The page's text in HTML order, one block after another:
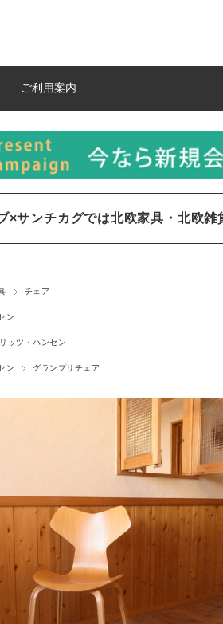
ご利用案内
×サンチカグでは北欧家具・北欧
チェア
ン
ッツ・ハンセン
ン グランプリチェア